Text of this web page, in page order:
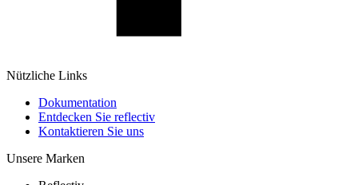
Nützliche Links
Dokumentation
Entdecken Sie reflectiv
Kontaktieren Sie uns
Unsere Marken